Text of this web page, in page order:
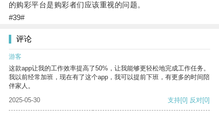
的购彩平台是购彩者们应该重视的问题。
#39#
评论
游客
这款app让我的工作效率提高了50%，让我能够更轻松地完成工作任务。
我以前经常加班，现在有了这个app，我可以提前下班，有更多的时间陪
伴家人。
2025-05-30
支持[0] 反对[0]